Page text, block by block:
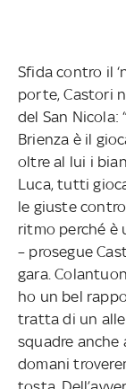
Sfida contro il
porte, Castori
del San Nicola:
Brienza è il
oltre al lui i
Luca, tutti
le giuste
ritmo perché è
– prosegue
gara.
ho un bel
tratta di un
squadre anche
domani